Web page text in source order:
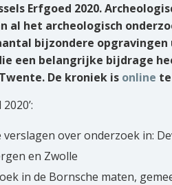
Erfgoed 2020.
al het archeologisch
bijzondere
een belangrijke bijdrage
De kroniek is online
over onderzoek in:
en Zwolle
in de Bornsche maten,